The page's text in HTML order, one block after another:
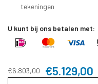
tekeningen
U kunt bij ons betalen met:
€6.803,00 €5.129,00